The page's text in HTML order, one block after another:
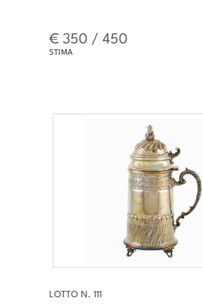
€ 350 / 450
STIMA
LOTTO N. 111